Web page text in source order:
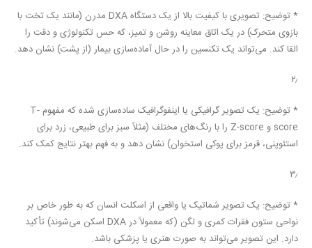
* توضیح:
تصویری با کیفیت بالا از یک دستگاه DXA مدرن (مانند یک تخت با
بازوی متحرک) در یک اتاق معاینه روشن و تمیز، که حس تکنولوژی و دقت را
القا کند. می‌تواند یک تکنسین را در حال آماده‌سازی بیمار (از پشت) نشان دهد.
۲٫
* توضیح:
یک تصویر گرافیکی یا اینفوگرافیک ساده‌سازی شده که مفهوم T-
score و Z-score را با رنگ‌های مختلف (مثلاً سبز برای طبیعی، زرد برای
استئوپنی، قرمز برای پوکی استخوان) نشان دهد و به فهم بهتر نتایج کمک کند.
۳٫
* توضیح: یک تصویر شماتیک یا واقعی از اسکلت انسان که به طور خاص بر
نواحی ستون فقرات کمری و لگن (که معمولاً در DXA اسکن می‌شوند) تأکید
دارد. این تصویر می‌تواند به صورت هنری یا پزشکی باشد.